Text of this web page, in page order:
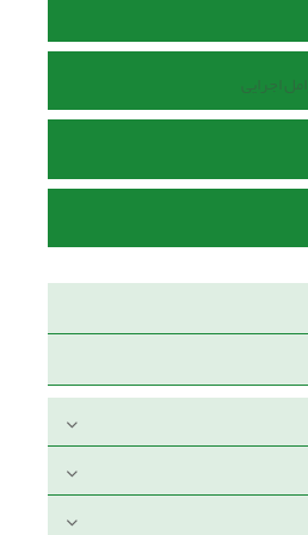
اجرایی